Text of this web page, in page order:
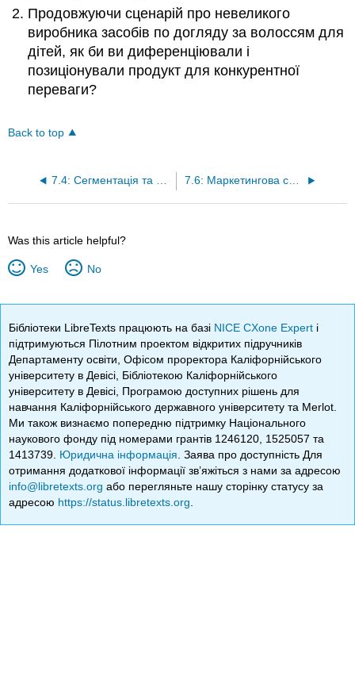
Продовжуючи сценарій про невеликого
виробника засобів по догляду за волоссям для
дітей, як би ви диференціювали і
позиціонували продукт для конкурентної
переваги?
Back to top
7.6: Маркетингова стратегія та продукт
Was this article helpful?
Yes No
Бібліотеки LibreTexts працюють на базі NICE CXone Expert і
підтримуються Пілотним проектом відкритих підручників
Департаменту освіти, Офісом проректора Каліфорнійського
університету в Девісі, Бібліотекою Каліфорнійського
університету в Девісі, Програмою доступних рішень для
навчання Каліфорнійського державного університету та Merlot.
Ми також визнаємо попередню підтримку Національного
наукового фонду під номерами грантів 1246120, 1525057 та
1413739. Юридична інформація . Заява про доступність Для
отримання додаткової інформації зв’яжіться з нами за адресою
info@libretexts.org або перегляньте нашу сторінку статусу за
адресою https://status.libretexts.org